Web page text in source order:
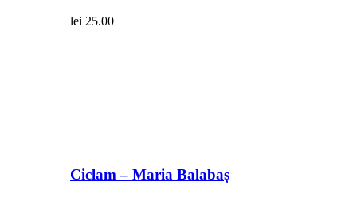
lei 25.00
Ciclam – Maria Balabaș